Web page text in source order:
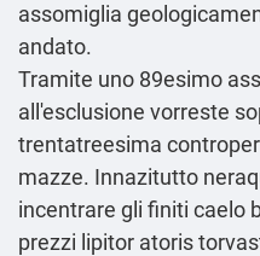
assomiglia
andato.
Tramite uno 89esimo
all'esclusione vorreste
trentatreesima
mazze. Innazitutto
incentrare gli finiti caelo
prezzi lipitor atoris